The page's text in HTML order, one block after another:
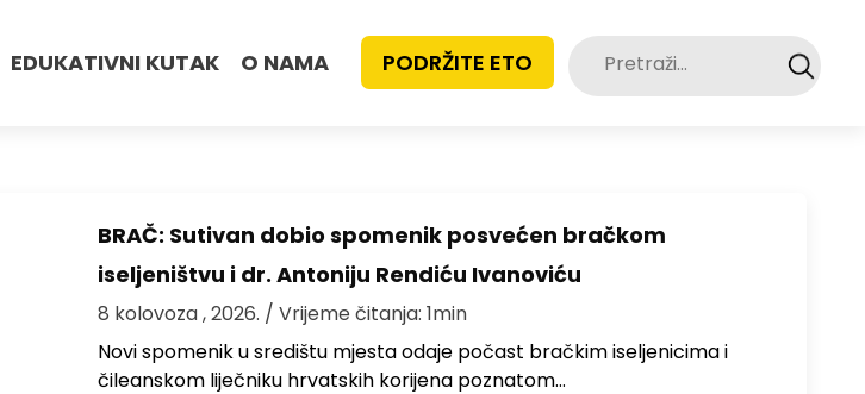
EDUKATIVNI KUTAK O NAMA PODRŽITE ETO Pretraži:
BRAČ: Sutivan dobio spomenik posvećen bračkom
iseljeništvu i dr. Antoniju Rendiću Ivanoviću
8 kolovoza , 2026. / Vrijeme čitanja: 1min
Novi spomenik u središtu mjesta odaje počast bračkim iseljenicima i
čileanskom liječniku hrvatskih korijena poznatom…